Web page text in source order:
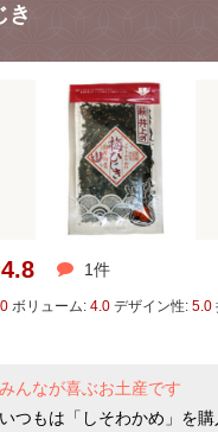
き
4.8 1件
ボリューム: 4.0 デザイン性: 5.0
みんなが喜ぶお土産です
いつもは「しそわかめ」を